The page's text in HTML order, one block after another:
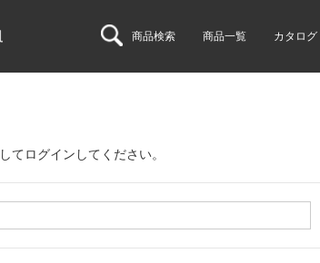
商品検索 商品一覧 カタログ
てログインしてください。